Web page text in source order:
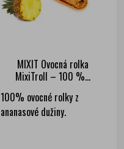
MIXIT Ovocná rolka
MixiTroll – 100 %...
100% ovocné rolky z
ananasové dužiny.